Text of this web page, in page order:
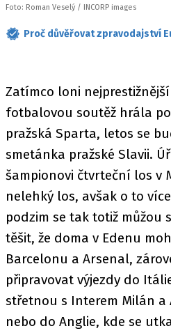
Foto: Roman Veselý / INCORP images
Proč důvěřovat zpravodajství
Zatímco loni
fotbalovou soutěž hrála
pražská Sparta, letos se
smetánka pražské Slavii.
šampionovi čtvrteční los v
nelehký los, avšak o to
podzim se tak totiž můžou
těšit, že doma v Edenu
Barcelonu a Arsenal,
připravovat výjezdy do
střetnou s Interem Milán a
nebo do Anglie, kde se